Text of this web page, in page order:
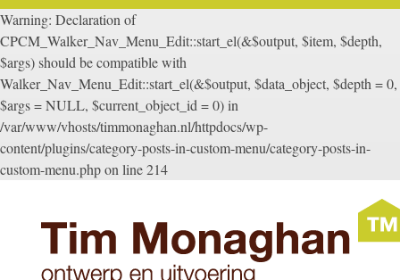
Warning: Declaration of
CPCM_Walker_Nav_Menu_Edit::start_el(&$output, $item, $depth,
$args) should be compatible with
Walker_Nav_Menu_Edit::start_el(&$output, $data_object, $depth = 0,
$args = NULL, $current_object_id = 0) in
/var/www/vhosts/timmonaghan.nl/httpdocs/wp-
content/plugins/category-posts-in-custom-menu/category-posts-in-
custom-menu.php on line 214